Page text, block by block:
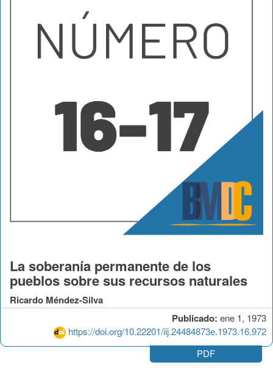
Publicado: ene 1, 1973
https://doi.org/10.22201/iij.24484873e.1973.16.972
La soberanía permanente de los
pueblos sobre sus recursos naturales
Ricardo Méndez-Silva
PDF